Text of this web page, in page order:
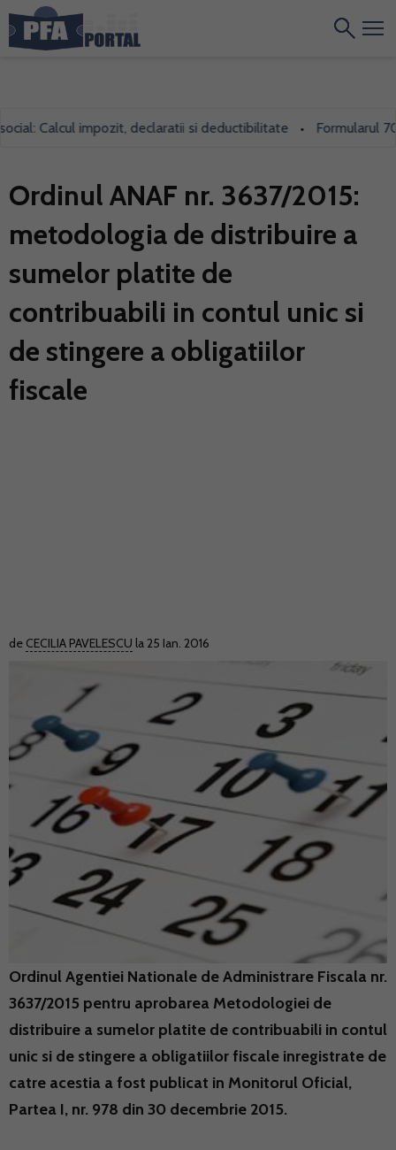
impozit, declaratii si deductibilitate • Formularul 700,
Ordinul ANAF nr. 3637/2015:
metodologia de distribuire a
sumelor platite de
contribuabili in contul unic si
de stingere a obligatiilor
fiscale
de CECILIA PAVELESCU la 25 Ian. 2016
Ordinul Agentiei Nationale de Administrare Fiscala nr.
3637/2015 pentru aprobarea Metodologiei de
distribuire a sumelor platite de contribuabili in contul
unic si de stingere a obligatiilor fiscale inregistrate de
catre acestia a fost publicat in Monitorul Oficial,
Partea I, nr. 978 din 30 decembrie 2015.